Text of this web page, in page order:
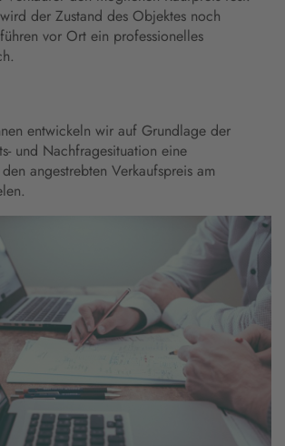
der Zustand des Objektes noch
vor Ort ein professionelles
entwickeln wir auf Grundlage der
und Nachfragesituation eine
angestrebten Verkaufspreis am